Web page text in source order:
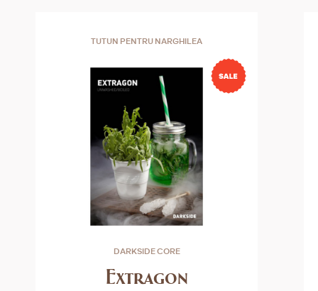
TUTUN PENTRU NARGHILEA
DARKSIDE CORE
Extragon